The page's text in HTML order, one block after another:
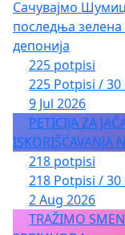
Сачувајмо
последња
депонија
225 potpisi
225 Potpisi / 30
9 Jul 2026
PETICIJA ZA
ISKORIŠĆAVANJA
218 potpisi
218 Potpisi / 30
2 Aug 2026
TRAŽIMO